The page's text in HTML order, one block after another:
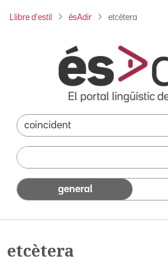
Llibre d'estil ésAdir etcètera
general
etcètera